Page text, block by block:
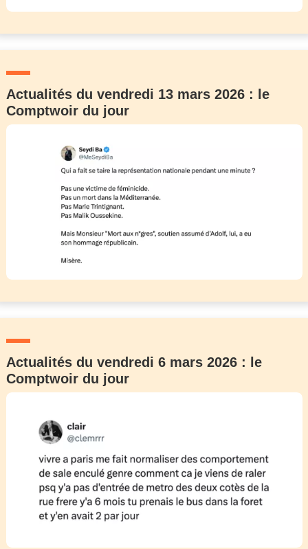
Actualités du vendredi 13 mars 2026 : le
Comptwoir du jour
Actualités du vendredi 6 mars 2026 : le
Comptwoir du jour